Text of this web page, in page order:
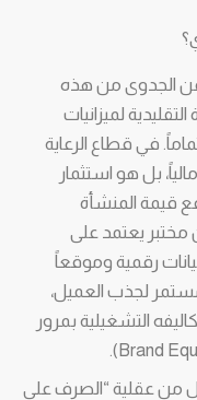
الجدوى من هذه
لميزانيات
في قطاع الرعاية
بل هو استثمار
قيمة المنشأة
مختبر يعتمد على
رقمية وموقعاً
لجذب العميل،
التشغيلية بمرور
من عقلية “الصرف على